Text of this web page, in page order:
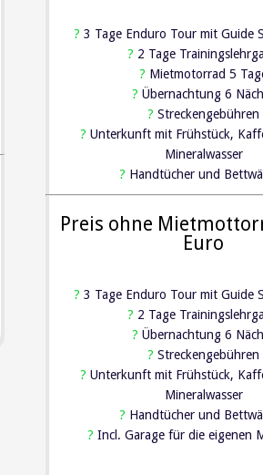
? 3 Tage Enduro Tour mit Guide
? 2 Tage
? Mietmotorrad 5
? Übernachtung 6
? Streckengebühren
? Unterkunft mit Frühstück,
Mineralwasser
? Handtücher und
Preis ohne
Euro
? 3 Tage Enduro Tour mit Guide
? 2 Tage
? Übernachtung 6
? Streckengebühren
? Unterkunft mit Frühstück,
Mineralwasser
? Handtücher und
? Incl. Garage für die eigenen